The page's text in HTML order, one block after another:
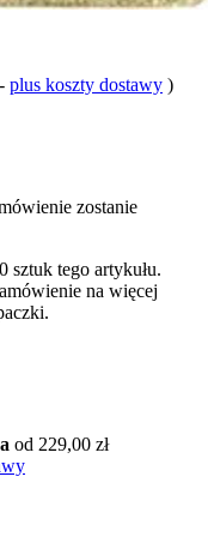
- plus koszty dostawy )
zostanie
sztuk tego artykułu.
na więcej
od 229,00 zł